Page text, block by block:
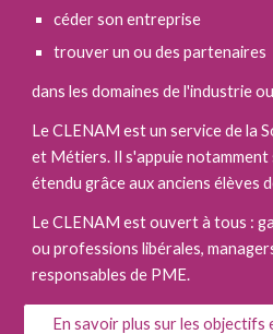
céder son entreprise
trouver un ou des partenaires
dans les domaines de l'industrie
Le CLENAM est un service de la
et Métiers. Il s'appuie
étendu grâce aux anciens élèves
Le CLENAM est ouvert à tous :
ou professions libérales,
responsables de PME.
En savoir plus sur les objectifs